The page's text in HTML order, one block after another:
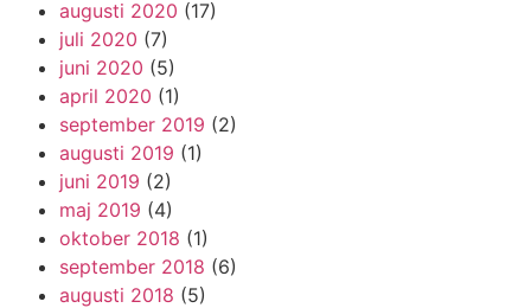
augusti 2020 (17)
juli 2020 (7)
juni 2020 (5)
april 2020 (1)
september 2019 (2)
augusti 2019 (1)
juni 2019 (2)
maj 2019 (4)
oktober 2018 (1)
september 2018 (6)
augusti 2018 (5)